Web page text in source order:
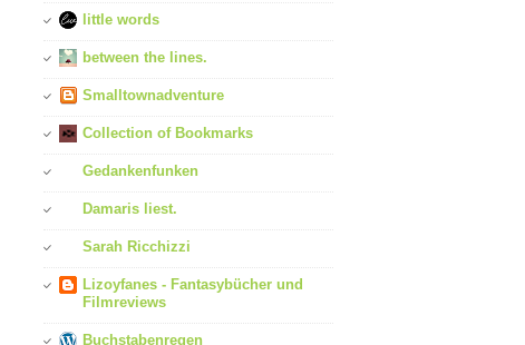
little words
between the lines.
Smalltownadventure
Collection of Bookmarks
Gedankenfunken
Damaris liest.
Sarah Ricchizzi
Lizoyfanes - Fantasybücher und
Filmreviews
Buchstabenregen